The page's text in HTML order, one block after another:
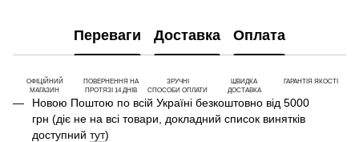
Переваги Доставка Оплата
ОФІЦІЙНИЙ
МАГАЗИН
ПОВЕРНЕННЯ НА
ПРОТЯЗІ 14 ДНІВ
ЗРУЧНІ
СПОСОБИ ОПЛАТИ
ШВИДКА
ДОСТАВКА
ГАРАНТІЯ ЯКОСТІ
Новою Поштою по всій Україні безкоштовно від 5000
грн (діє не на всі товари, докладний список винятків
доступний тут)